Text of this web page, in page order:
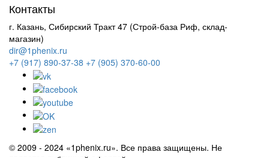
Контакты
г. Казань, Сибирский Тракт 47 (Строй-база Риф, склад-
магазин)
dir@1phenix.ru
+7 (917) 890-37-38 +7 (905) 370-60-00
© 2009 - 2024 «1phenix.ru». Все права защищены. Не